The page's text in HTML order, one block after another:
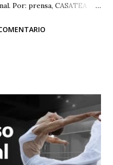
Por: prensa, CASATEA
este 25 y 26 de abril de
embarcará en una gira
La Casa del
en una gira
trabajo de teatro
a escenarios de Portugal
una presencia significativa